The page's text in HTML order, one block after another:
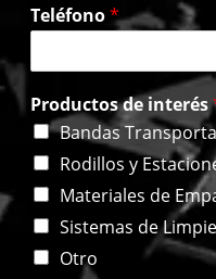
Teléfono*
Productos de interés
Bandas
Rodillos y
Materiales de
Sistemas de
Otro